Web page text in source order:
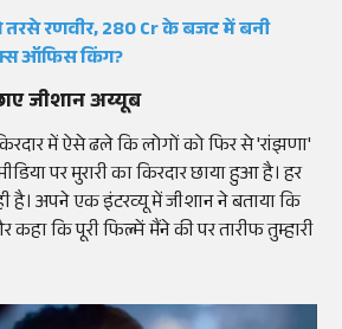
तरसे रणवीर, 280Crके बजट में बनी
ऑफिस किंग?
जीशान अय्यूब
में ऐसे ढले कि लोगों को फिर से 'रांझणा'
परमुरारीका किरदार छाया हुआहै। हर
है। अपने एक इंटरव्यू में जीशान ने बताया कि
कि पूरी फिल्में मैंने की पर तारीफ तुम्हारी